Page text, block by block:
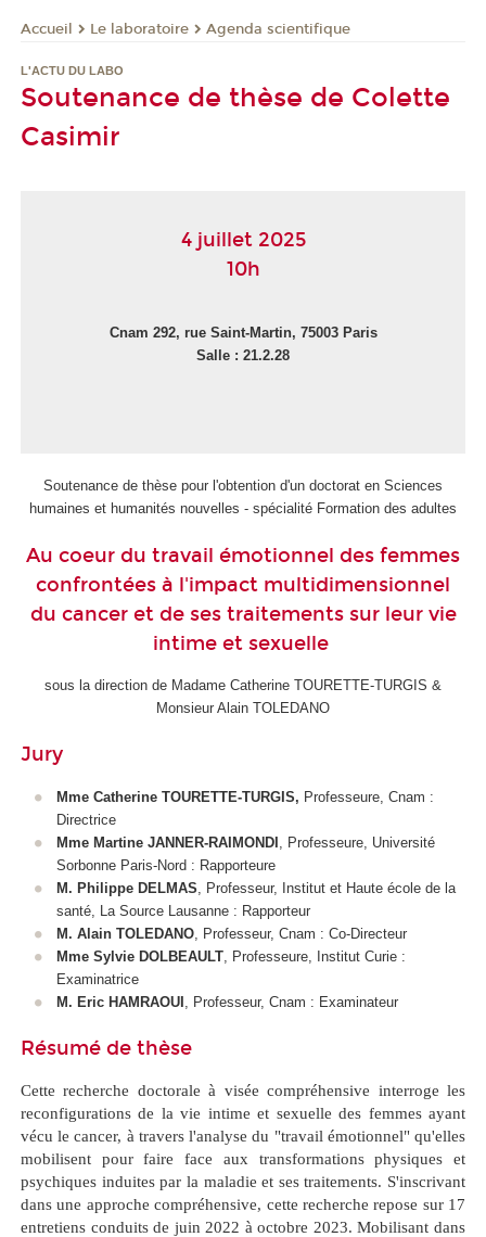
Accueil Le laboratoire Agenda scientifique
L'ACTU DU LABO
Soutenance de thèse de Colette
Casimir
4 juillet 2025
10h
Cnam 292, rue Saint-Martin, 75003 Paris
Salle : 21.2.28
Soutenance de thèse pour l'obtention d'un doctorat en Sciences
humaines et humanités nouvelles - spécialité Formation des adultes
Au coeur du travail émotionnel des femmes
confrontées à l'impact multidimensionnel
du cancer et de ses traitements sur leur vie
intime et sexuelle
sous la direction de Madame Catherine TOURETTE-TURGIS &
Monsieur Alain TOLEDANO
Jury
Mme Catherine TOURETTE-TURGIS, Professeure, Cnam :
Directrice
Mme Martine JANNER-RAIMONDI
, Professeure, Université
Sorbonne Paris-Nord : Rapporteure
M. Philippe DELMAS , Professeur, Institut et Haute école de la
santé, La Source Lausanne : Rapporteur
M. Alain TOLEDANO, Professeur, Cnam : Co-Directeur
Mme Sylvie DOLBEAULT, Professeure, Institut Curie :
Examinatrice
M. Eric HAMRAOUI
, Professeur, Cnam : Examinateur
Résumé de thèse
Cette recherche doctorale à visée compréhensive interroge les
reconfigurations de la vie intime et sexuelle des femmes ayant
vécu le cancer, à travers l'analyse du "travail émotionnel" qu'elles
mobilisent pour faire face aux transformations physiques et
psychiques induites par la maladie et ses traitements. S'inscrivant
dans une approche compréhensive, cette recherche repose sur 17
entretiens conduits de juin 2022 à octobre 2023. Mobilisant dans